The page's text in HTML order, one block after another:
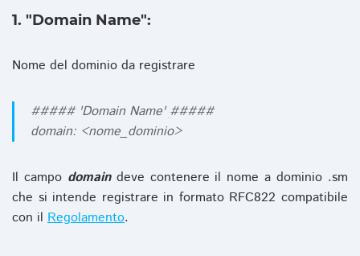
1. "Domain Name":
Nome del dominio da registrare
##### 'Domain Name' #####
domain: <nome_dominio>
Il campo domaindeve contenere il nome a dominio .sm
che si intende registrare in formato RFC822 compatibile
con il Regolamento.